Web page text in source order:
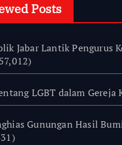
Posts
Jabar Lantik Pengurus
LGBT dalam Gereja
Gunungan Hasil